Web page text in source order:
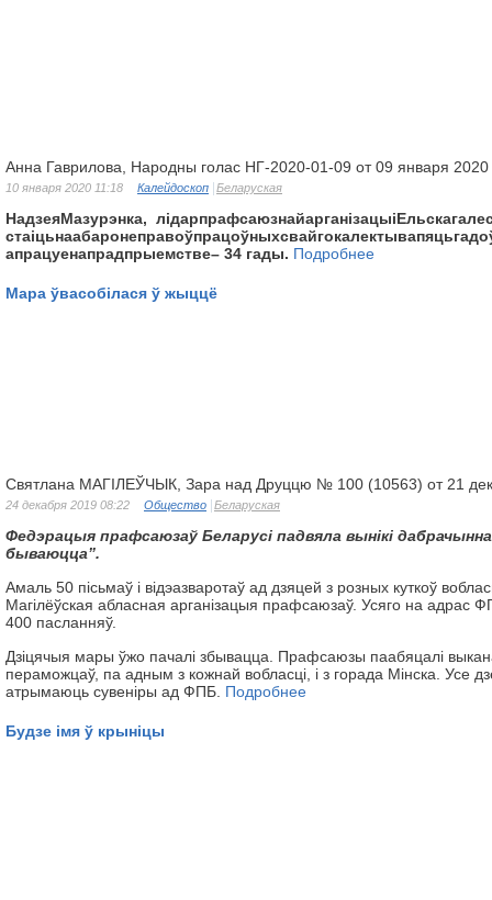
Анна Гаврилова, Народны голас НГ-2020-01-09 от 09 января 2020
10 января 2020 11:18 Калейдоскоп Беларуская
НадзеяМазурэнка, лідарпрафсаюзнайарганізацыіЕльскага
стаіцьнаабаронеправоўпрацоўныхсвайгокалектывапяць
апрацуенапрадпрыемстве– 34 гады. Подробнее
Мара ўвасобілася ў жыццё
Святлана МАГІЛЕЎЧЫК, Зара над Друццю № 100 (10563) от 21
24 декабря 2019 08:22 Общество Беларуская
Федэрацыя прафсаюзаў Беларусі падвяла вынікі
бываюцца”.
Амаль 50 пісьмаў і відэазваротаў ад дзяцей з розных куткоў
Магілёўская абласная арганізацыя прафсаюзаў. Усяго на
400 пасланняў.
Дзіцячыя мары ўжо пачалі збывацца. Прафсаюзы паабяцалі
пераможцаў, па адным з кожнай вобласці, і з горада Мінска. Усе
атрымаюць сувеніры ад ФПБ. Подробнее
Будзе імя ў крыніцы